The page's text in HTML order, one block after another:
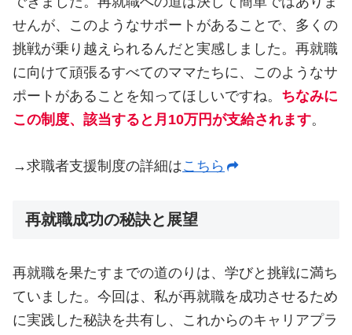
せんが、このようなサポートがあることで、多くの
挑戦が乗り越えられるんだと実感しました。再就職
に向けて頑張るすべてのママたちに、このようなサ
ポートがあることを知ってほしいですね。 ちなみに
この制度、 該当すると月10万円が支給されます。
→求職者支援制度の詳細はこちら
再就職成功の秘訣と展望
再就職を果たすまでの道のりは、学びと挑戦に満ち
ていました。今回は、私が再就職を成功させるため
に実践した秘訣を共有し、これからのキャリアプラ